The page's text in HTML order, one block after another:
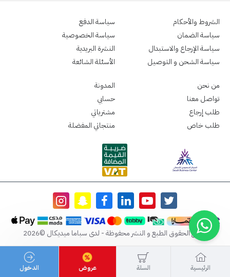
الشروط والأحكام
سياسة الضمان
سياسة الإرجاع والاستبدال
سياسة الشحن و التوصيل
سياسة الدفع
سياسة الخصوصية
النشرة البريدية
الأسئلة الشائعة
من نحن
تواصل معنا
طلب إرجاع
طلب خاص
المدونة
حسابي
مشترياتي
منتجاتي المفضلة
جميع الحقوق الطبع و النشر محفوظة - لدى سباما ميديكال ©2026
الرئيسية السلة عروض الدخول